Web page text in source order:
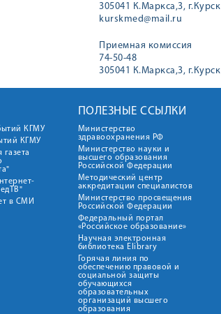
305041 К.Маркса,3, г.Курск
kurskmed@mail.ru
Приемная комиссия
74-50-48
305041 К.Маркса,3, г.Курск
КГМУ
КГМУ
в СМИ
ПОЛЕЗНЫЕ ССЫЛКИ
Министерство
здравоохранения РФ
Министерство науки и
высшего образования
Российской Федерации
Методический центр
аккредитации специалистов
Министерство просвещения
Российской Федерации
Федеральный портал
«Российское образование»
Научная электронная
библиотека Elibrary
Горячая линия по
обеспечению правовой и
социальной защиты
обучающихся
образовательных
организаций высшего
образования